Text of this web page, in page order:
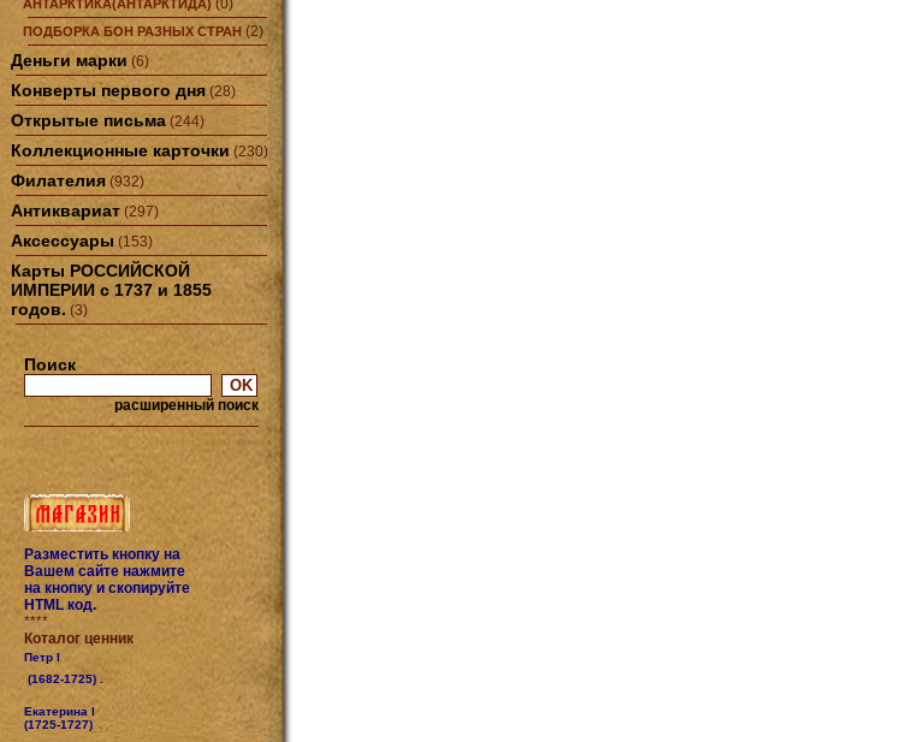
АНТАРКТИКА(АНТАРКТИДА) (0)
ПОДБОРКА БОН РАЗНЫХ СТРАН (2)
Деньги марки (6)
Конверты первого дня (28)
Открытые письма (244)
Коллекционные карточки (230)
Филателия (932)
Антиквариат (297)
Аксессуары (153)
Карты РОССИЙСКОЙ
ИМПЕРИИ с 1737 и 1855
годов. (3)
Поиск
расширенный поиск
Разместить кнопку на
Вашем сайте нажмите
на кнопку и скопируйте
HTML код.
****
Коталог ценник
Петр I
(1682-1725) .
Екатерина I
(1725-1727)